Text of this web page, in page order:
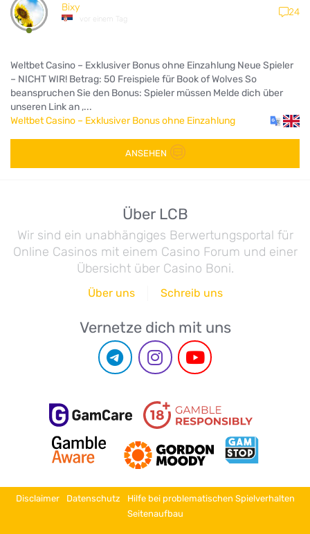
Bixy
vor einem Tag
24
Weltbet Casino – Exklusiver Bonus ohne Einzahlung Neue Spieler
– NICHT WIR! Betrag: 50 Freispiele für Book of Wolves So
beanspruchen Sie den Bonus: Spieler müssen Melde dich über
unseren Link an ,...
Weltbet Casino – Exklusiver Bonus ohne Einzahlung
ANSEHEN
Über LCB
Wir sind ein unabhängiges Berwertungsportal für
Online Casinos mit einem Casino Forum und einer
Übersicht über Casino Boni.
Über uns Schreib uns
Vernetze dich mit uns
Disclaimer Datenschutz
Hilfe bei problematischen Spielverhalten
Seitenaufbau